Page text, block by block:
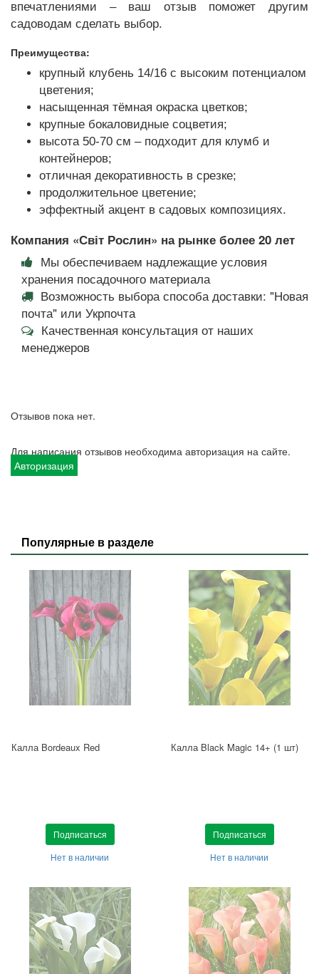
впечатлениями – ваш отзыв поможет другим
садоводам сделать выбор.
Преимущества:
крупный клубень 14/16 с высоким потенциалом
цветения;
насыщенная тёмная окраска цветков;
крупные бокаловидные соцветия;
высота 50-70 см – подходит для клумб и
контейнеров;
отличная декоративность в срезке;
продолжительное цветение;
эффектный акцент в садовых композициях.
Компания «Світ Рослин» на рынке более 20 лет
Мы обеспечиваем надлежащие условия
хранения посадочного материала
Возможность выбора способа доставки: "Новая
почта" или Укрпочта
Качественная консультация от наших
менеджеров
Отзывов пока нет.
Для написания отзывов необходима авторизация на сайте.
Авторизация
Популярные в разделе
Калла Bordeaux Red
Подписаться
Нет в наличии
Калла Black Magic 14+ (1 шт)
Подписаться
Нет в наличии